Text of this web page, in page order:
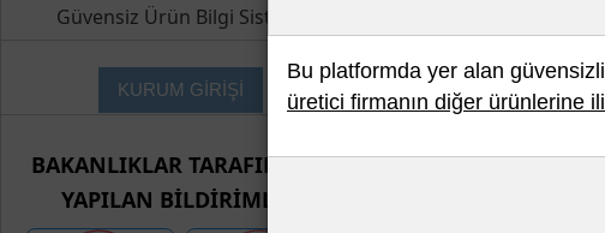
Güvensiz Ürün Bilgi Sistemi
KURUM GİRİŞİ
BAKANLIKLAR TARAFINDAN
YAPILAN BİLDİRİMLER
Bu platformda yer alan
üretici firmanın diğer ürünlerine